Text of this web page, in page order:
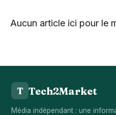
Aucun article ici pour le
T Tech2Market
Média indépendant : une